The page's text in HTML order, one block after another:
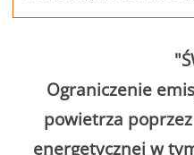
Ograniczenie
powietrza
energetycznej w